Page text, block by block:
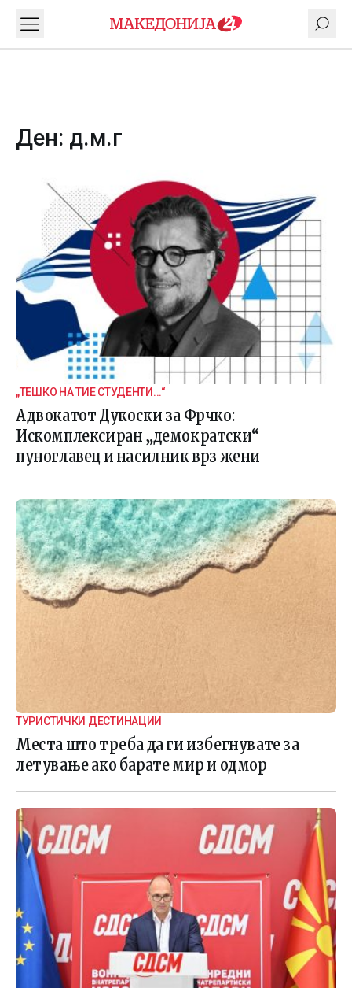
Ден: д.м.г
„ТЕШКО НА ТИЕ СТУДЕНТИ...“
Адвокатот Дукоски за Фрчко:
Искомплексиран „демократски“
пуноглавец и насилник врз жени
ТУРИСТИЧКИ ДЕСТИНАЦИИ
Места што треба да ги избегнувате за
летување ако барате мир и одмор